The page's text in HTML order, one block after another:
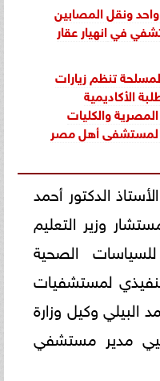
ونقل المصابين
فيانهيار عقار
تنظم زيارات
الأكاديمية
والكليات
لمستشفى أهل مصر
الدكتور أحمد
وزير التعليم
الصحية
لمستشفيات
البيلي وكيل وزارة
مدير مستشفي